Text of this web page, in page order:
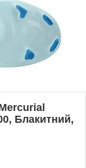
Блакитний,